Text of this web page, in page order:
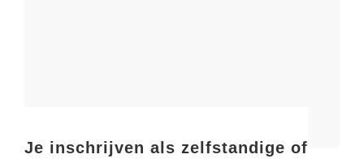
Je inschrijven als zelfstandige of